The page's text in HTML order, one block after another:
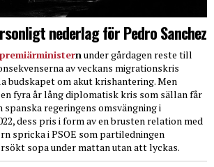
nederlag för Pedro Sanchez
nunder gårdagen reste till
av veckans migrationskris
budskapet om akut krishantering. Men
fyra år lång diplomatisk kris som sällan får
spanska regeringens omsvängning i
dess pris i form av en brusten relation med
spricka i PSOE som partiledningen
sopa under mattan utan att lyckas.